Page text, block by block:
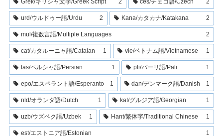
Grek/ギリシャ文字/Greek Script 2 ces/チェコ語/Czech 2
urd/ウルドゥー語/Urdu 2 Kana/カタカナ/Katakana 2
mul/複数言語/Multiple Languages 2
cat/カタルーニャ語/Catalan 1 vie/ベトナム語/Vietnamese 1
fas/ペルシャ語/Persian 1 pli/パーリ語/Pali 1
epo/エスペラント語/Esperanto 1 dan/デンマーク語/Danish 1
nld/オランダ語/Dutch 1 kat/グルジア語/Georgian 1
uzb/ウズベク語/Uzbek 1 Hant/繁体字/Traditional Chinese 1
est/エストニア語/Estonian 1